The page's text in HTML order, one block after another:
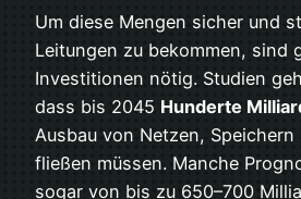
Um diese Mengen sicher und
Leitungen zu bekommen, sind
Investitionen nötig. Studien
dass bis 2045 Hunderte
Ausbau von Netzen,
fließen müssen. Manche
sogar von bis zu 650–700